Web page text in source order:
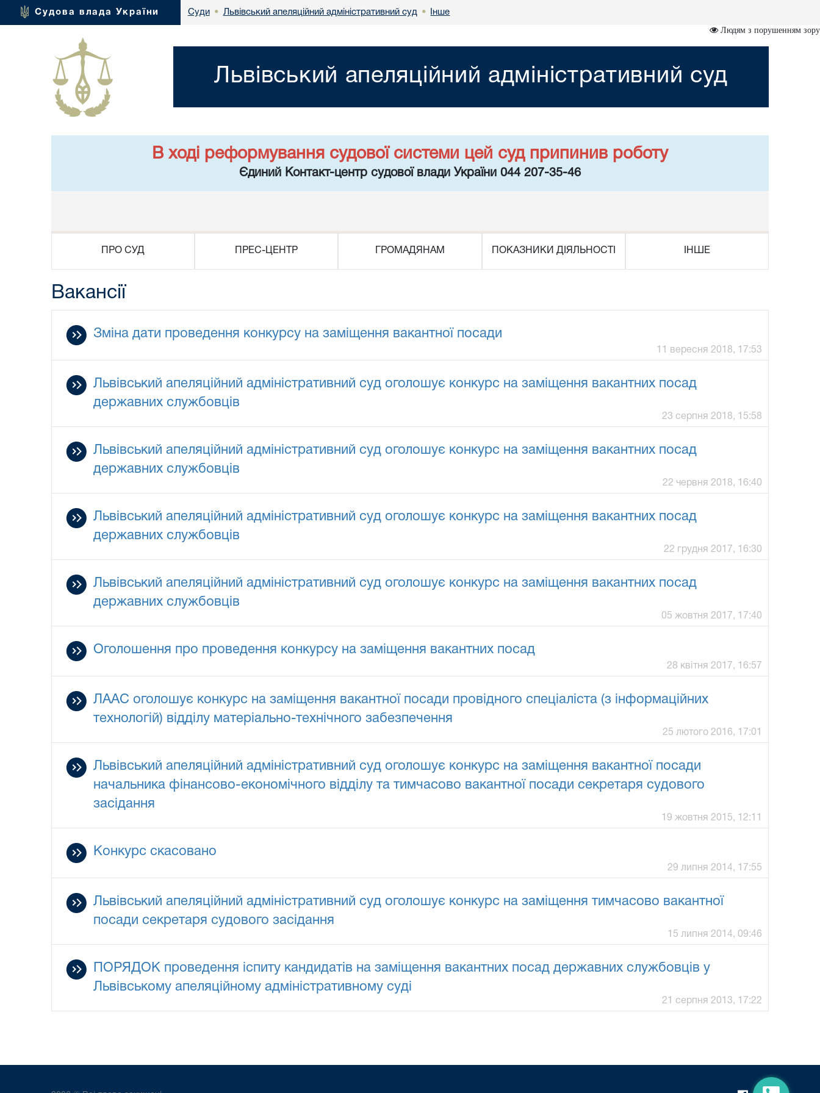
Судова влада України Суди • Львівський апеляційний адміністративний суд • Інше
Людям з порушенням зору
Львівський апеляційний адміністративний суд
В ході реформування судової системи цей суд припинив роботу
Єдиний Контакт-центр судової влади України 044 207-35-46
ПРО СУД ПРЕС-ЦЕНТР ГРОМАДЯНАМ ПОКАЗНИКИ ДІЯЛЬНОСТІ ІНШЕ
Вакансії
Зміна дати проведення конкурсу на заміщення вакантної посади
11 вересня 2018, 17:53
Львівський апеляційний адміністративний суд оголошує конкурс на заміщення вакантних посад
державних службовців
23 серпня 2018, 15:58
Львівський апеляційний адміністративний суд оголошує конкурс на заміщення вакантних посад
державних службовців
22 червня 2018, 16:40
Львівський апеляційний адміністративний суд оголошує конкурс на заміщення вакантних посад
державних службовців
22 грудня 2017, 16:30
Львівський апеляційний адміністративний суд оголошує конкурс на заміщення вакантних посад
державних службовців
05 жовтня 2017, 17:40
Оголошення про проведення конкурсу на заміщення вакантних посад
28 квітня 2017, 16:57
ЛААС оголошує конкурс на заміщення вакантної посади провідного спеціаліста (з інформаційних
технологій) відділу матеріально-технічного забезпечення
25 лютого 2016, 17:01
Львівський апеляційний адміністративний суд оголошує конкурс на заміщення вакантної посади
начальника фінансово-економічного відділу та тимчасово вакантної посади секретаря судового
засідання
19 жовтня 2015, 12:11
Конкурс скасовано
29 липня 2014, 17:55
Львівський апеляційний адміністративний суд оголошує конкурс на заміщення тимчасово вакантної
посади секретаря судового засідання
15 липня 2014, 09:46
ПОРЯДОК проведення іспиту кандидатів на заміщення вакантних посад державних службовців у
Львівському апеляційному адміністративному суді
21 серпня 2013, 17:22